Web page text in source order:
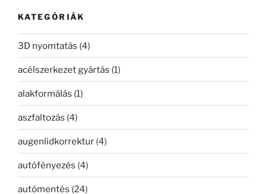
KATEGÓRIÁK
3D nyomtatás (4)
acélszerkezet gyártás (1)
alakformálás (1)
aszfaltozás (4)
augenlidkorrektur (4)
autófényezés (4)
autómentés (24)